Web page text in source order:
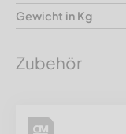
Gewicht in Kg
Zubehör